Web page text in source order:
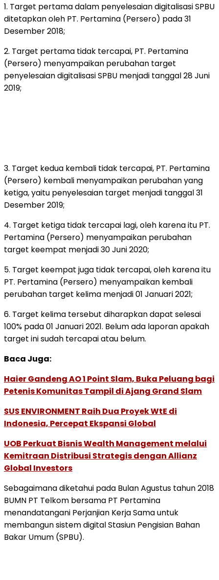
1. Target pertama dalam penyelesaian digitalisasi SPBU
ditetapkan oleh PT. Pertamina (Persero) pada 31
Desember 2018;
2. Target pertama tidak tercapai, PT. Pertamina
(Persero) menyampaikan perubahan target
penyelesaian digitalisasi SPBU menjadi tanggal 28 Juni
2019;
3. Target kedua kembali tidak tercapai, PT. Pertamina
(Persero) kembali menyampaikan perubahan yang
ketiga, yaitu penyelesaian target menjadi tanggal 31
Desember 2019;
4. Target ketiga tidak tercapai lagi, oleh karena itu PT.
Pertamina (Persero) menyampaikan perubahan
target keempat menjadi 30 Juni 2020;
5. Target keempat juga tidak tercapai, oleh karena itu
PT. Pertamina (Persero) menyampaikan kembali
perubahan target kelima menjadi 01 Januari 2021;
6. Target kelima tersebut diharapkan dapat selesai
100% pada 01 Januari 2021. Belum ada laporan apakah
target ini sudah tercapai atau belum.
Baca Juga:
Haier Gandeng AO 1 Point Slam, Buka Peluang bagi
Petenis Komunitas Tampil di Ajang Grand Slam
SUS ENVIRONMENT Raih Dua Proyek WtE di
Indonesia, Percepat Ekspansi Global
UOB Perkuat Bisnis Wealth Management melalui
Kemitraan Distribusi Strategis dengan Allianz
Global Investors
Sebagaimana diketahui pada Bulan Agustus tahun 2018
BUMN PT Telkom bersama PT Pertamina
menandatangani Perjanjian Kerja Sama untuk
membangun sistem digital Stasiun Pengisian Bahan
Bakar Umum (SPBU).